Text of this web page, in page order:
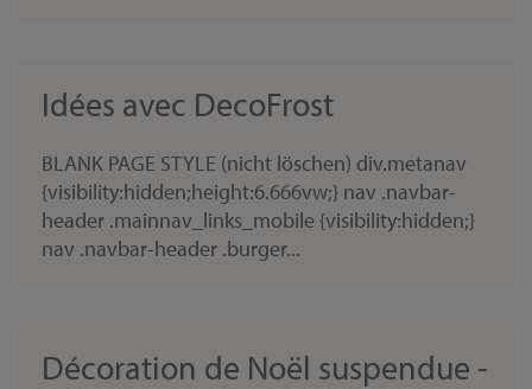
Idées avec DecoFrost
BLANK PAGE STYLE (nicht löschen) div.metanav
{visibility:hidden;height:6.666vw;} nav .navbar-
header .mainnav_links_mobile {visibility:hidden;}
nav .navbar-header .burger...
Décoration de Noël suspendue -